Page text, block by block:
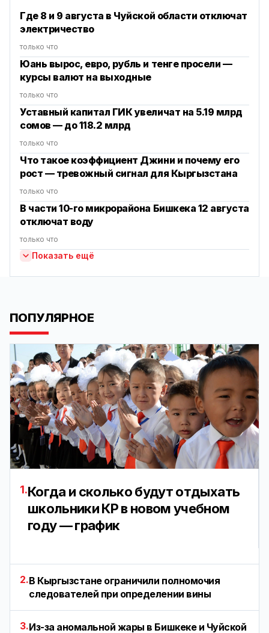
Где 8 и 9 августа в Чуйской области отключат
электричество
только что
Юань вырос, евро, рубль и тенге просели —
курсы валют на выходные
только что
Уставный капитал ГИК увеличат на 5.19 млрд
сомов — до 118.2 млрд
только что
Что такое коэффициент Джини и почему его
рост — тревожный сигнал для Кыргызстана
только что
В части 10-го микрорайона Бишкека 12 августа
отключат воду
только что
Показать ещё
ПОПУЛЯРНОЕ
1.Когда и сколько будут отдыхать
школьники КР в новом учебном
году — график
2.В Кыргызстане ограничили полномочия
следователей при определении вины
3.Из-за аномальной жары в Бишкеке и Чуйской